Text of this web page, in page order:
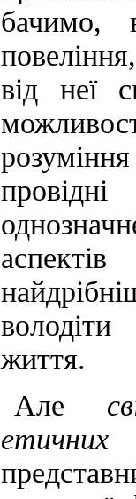
бачимо,
від неї
життя.
Але
етичних